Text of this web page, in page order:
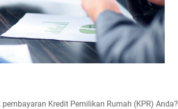
Kredit Pemilikan Rumah (KPR) Anda?